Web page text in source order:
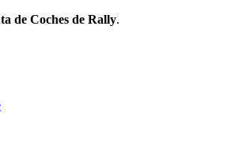
de Coches de Rally.